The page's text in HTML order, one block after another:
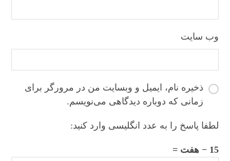
وب‌ سایت
ذخیره نام، ایمیل و وبسایت من در مرورگر برای
زمانی که دوباره دیدگاهی می‌نویسم.
لطفا پاسخ را به عدد انگلیسی وارد کنید:
15 − هفت =